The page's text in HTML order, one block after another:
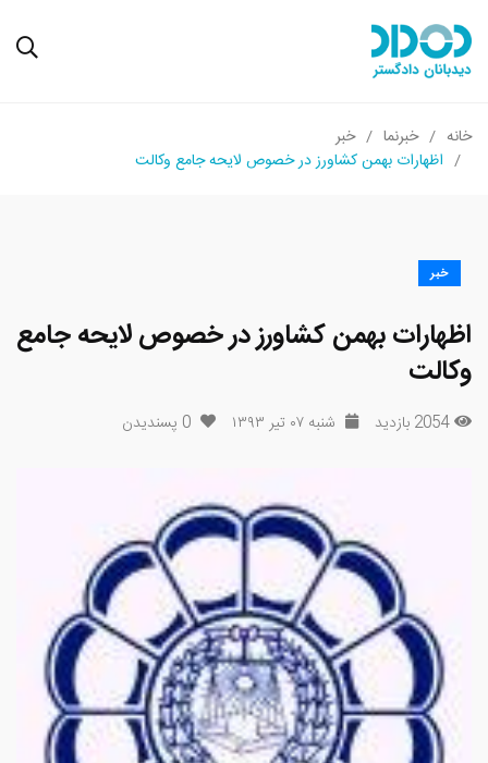
خانه خبرنما
خبر
اظهارات بهمن کشاورز در خصوص لایحه جامع وکالت
خبر
اظهارات بهمن کشاورز در خصوص لایحه جامع
وکالت
2054 بازدید شنبه ۰۷ تیر ۱۳۹۳ 0 پسندیدن